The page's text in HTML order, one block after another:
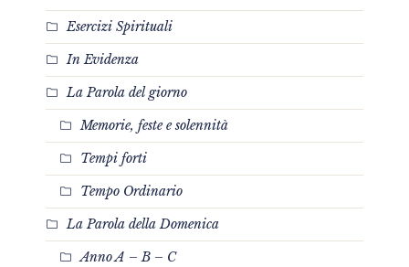
Esercizi Spirituali
In Evidenza
La Parola del giorno
Memorie, feste e solennità
Tempi forti
Tempo Ordinario
La Parola della Domenica
Anno A – B – C